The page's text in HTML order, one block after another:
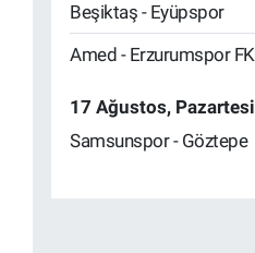
Beşiktaş - Eyüpspor
Amed - Erzurumspor FK
17 Ağustos, Pazartesi
Samsunspor - Göztepe